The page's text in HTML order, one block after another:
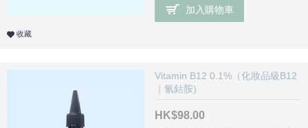
加入購物車
收藏
Vitamin B12 0.1%（化妝品級B12
｜氰鈷胺)
HK$98.00